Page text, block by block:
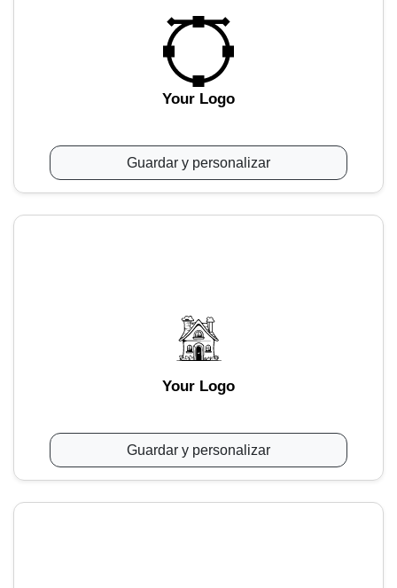
Your Logo
Guardar y personalizar
Your Logo
Guardar y personalizar